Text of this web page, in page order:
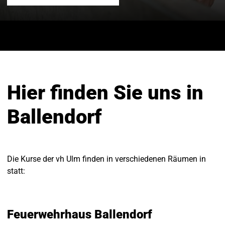
Hier finden Sie uns in
Ballendorf
Die Kurse der vh Ulm finden in verschiedenen Räumen in
statt:
Feuerwehrhaus Ballendorf